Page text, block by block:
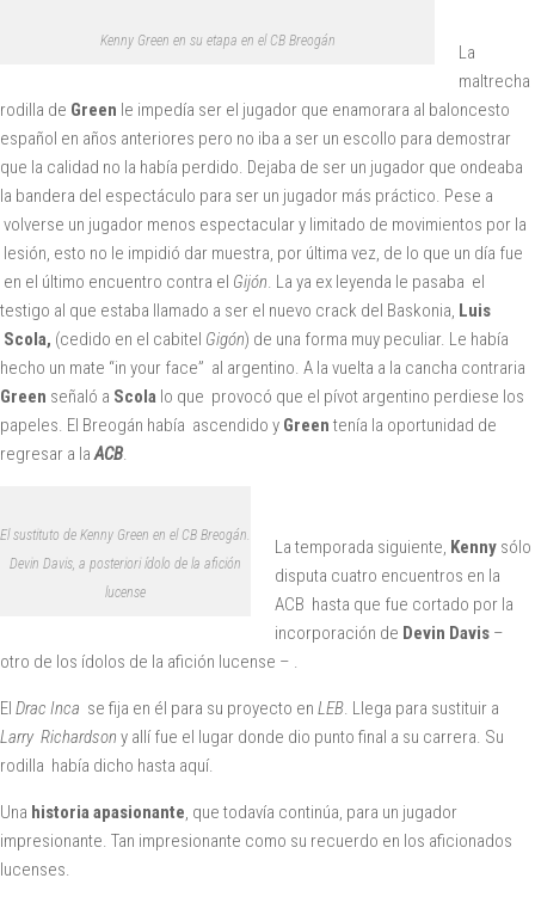
Kenny Green en su etapa en el CB Breogán
La
maltrecha
rodilla de Green le impedía ser el jugador que enamorara al baloncesto
español en años anteriores pero no iba a ser un escollo para demostrar
que la calidad no la había perdido. Dejaba de ser un jugador que ondeaba
la bandera del espectáculo para ser un jugador más práctico. Pese a
volverse un jugador menos espectacular y limitado de movimientos por la
lesión, esto no le impidió dar muestra, por última vez, de lo que un día fue
en el último encuentro contra el Gijón. La ya ex leyenda le pasaba el
testigo al que estaba llamado a ser el nuevo crack del Baskonia, Luis
Scola, (cedido en el cabitel Gigón) de una forma muy peculiar. Le había
hecho un mate “in your face” al argentino. A la vuelta a la cancha contraria
Green señaló a Scola lo que provocó que el pívot argentino perdiese los
papeles. El Breogán había ascendido y Green tenía la oportunidad de
regresar a laACB.
El sustituto de Kenny Green en el CB Breogán.
Devin Davis, a posteriori ídolo de la afición
lucense
La temporada siguiente, Kenny sólo
disputa cuatro encuentros en la
ACB hasta que fue cortado por la
incorporación de Devin Davis –
otro de los ídolos de la afición lucense – .
El Drac Inca se fija en él para su proyecto en LEB. Llega para sustituir a
Larry Richardson y allí fue el lugar donde dio punto final a su carrera. Su
rodilla había dicho hasta aquí.
Una historia apasionante, que todavía continúa, para un jugador
impresionante. Tan impresionante como su recuerdo en los aficionados
lucenses.